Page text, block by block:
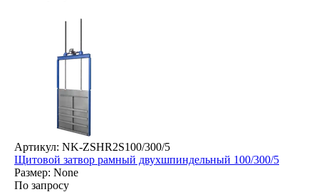
Артикул: NK-ZSHR2S100/300/5
Щитовой затвор рамный двухшпиндельный 100/300/5
Размер: None
По запросу